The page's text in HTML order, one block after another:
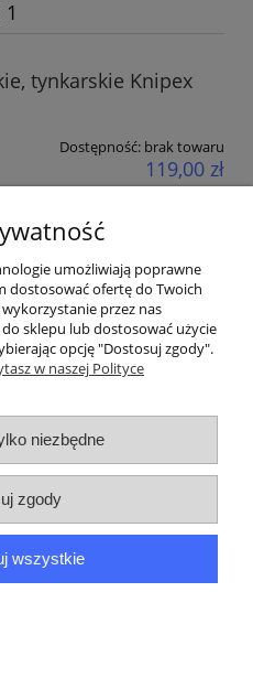
tynkarskie Knipex
Dostępność: brak towaru
119,00 zł
konto
|693520120
umożliwiają poprawne
dostosować ofertę do Twoich
przez nas
sklepu lub dostosować użycie
opcję "Dostosuj zgody".
w naszej Polityce
niezbędne
zgody
wszystkie